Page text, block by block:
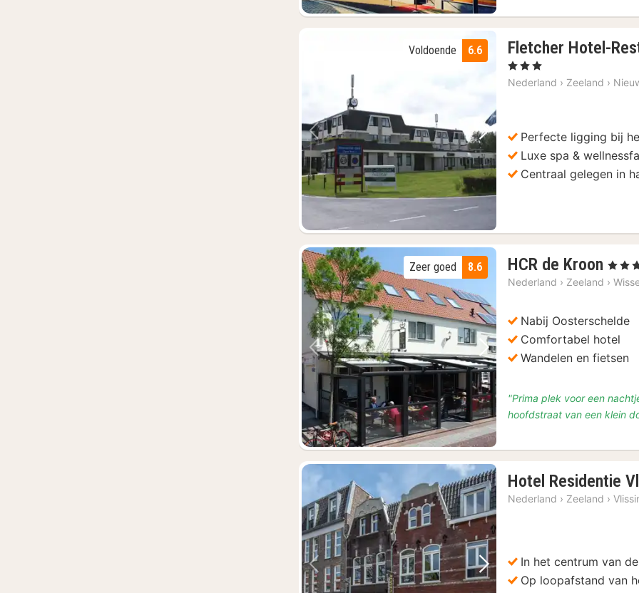
Vorige foto Volgende foto
6.6
Voldoende Fletcher Hotel-
, 3 Sterren
Nederland › Zeeland ›
Perfecte ligging bij
Luxe spa &
Centraal gelegen in
Vorige foto Volgende foto
8.6
Zeer goed HCR de Kroon 2
€
, 3
Nederland › Zeeland ›
Nabij Oosterschelde
Comfortabel hotel
Wandelen en fietsen
"Prima plek voor een
hoofdstraat van een klein
Vorige foto Volgende foto
Hotel Residentie
Nederland › Zeeland ›
In het centrum van
Op loopafstand van